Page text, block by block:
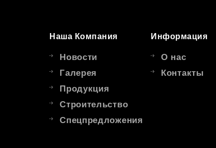
Наша Компания
Новости
Галерея
Продукция
Строительство
Спецпредложения
Информация
О нас
Контакты